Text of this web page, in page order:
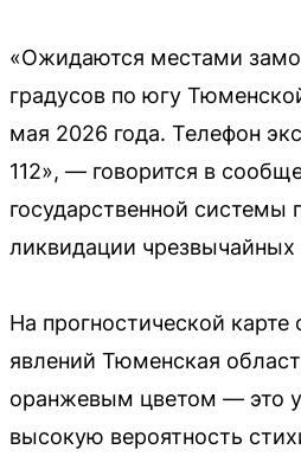
«Ожидаются местами
градусов по югу
мая 2026 года. Телефон
112», — говорится в
государственной системы
ликвидации
На прогностической
явлений Тюменская
оранжевым цветом — это
высокую вероятность